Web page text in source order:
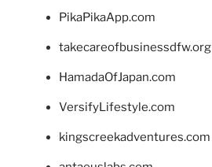
PikaPikaApp.com
takecareofbusinessdfw.org
HamadaOfJapan.com
VersifyLifestyle.com
kingscreekadventures.com